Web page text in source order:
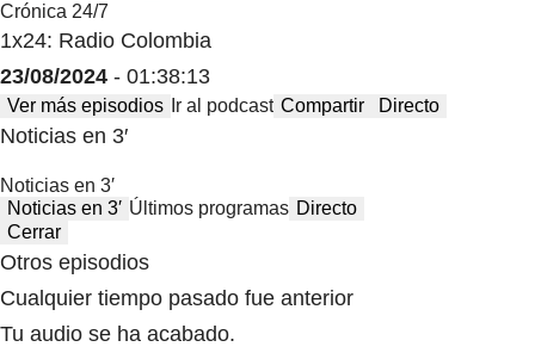
Crónica 24/7
1x24: Radio Colombia
23/08/2024 - 01:38:13
Ver más episodios Ir al podcast Compartir Directo
Noticias en 3′
Noticias en 3′
Noticias en 3′ Últimos programas Directo
Cerrar
Otros episodios
Cualquier tiempo pasado fue anterior
Tu audio se ha acabado.